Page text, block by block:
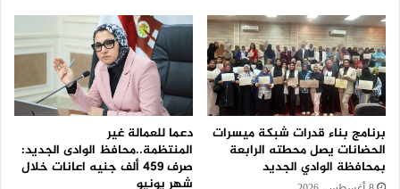
برنامج بناء قدرات شبكة ميسرات
الحضانات يصل محطته الرابعة
بمحافظة الوادي الجديد
دعما للعمالة غير
المنتظمة..محافظ الوادى الجديد:
صرف 459 ألف جنيه اعانات خلال
شهر يونيو